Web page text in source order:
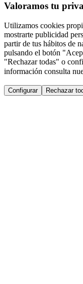
Valoramos tu
Utilizamos cookies
mostrarte publicidad
partir de tus hábitos de
pulsando el botón
"Rechazar todas" o
información consulta
Configurar Rechazar